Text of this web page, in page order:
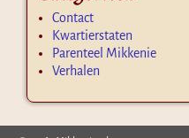
Contact
Kwartierstaten
Parenteel Mikkenie
Verhalen